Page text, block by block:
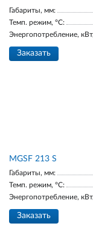
Габариты, мм:
Темп. режим, °С:
Энергопотребление,
Заказать
МGSF 213 S
Габариты, мм:
Темп. режим, °С:
Энергопотребление,
Заказать